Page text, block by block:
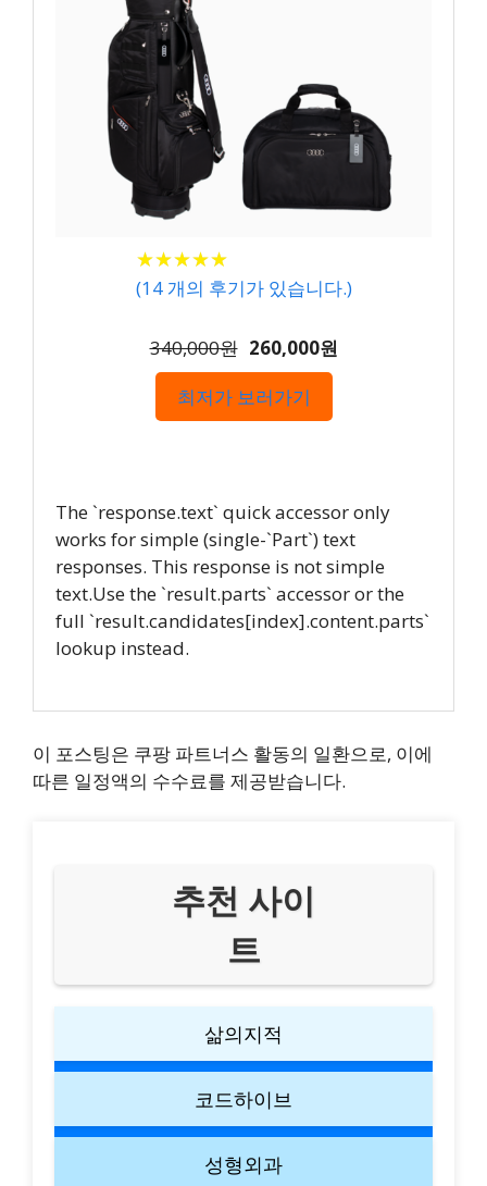
★★★★★
★★★★★
(14개의 후기가 있습니다.)
340,000원 260,000원
최저가 보러가기
The `response.text` quick accessor only
works for simple (single-`Part`) text
responses. This response is not simple
text.Use the `result.parts` accessor or the
full `result.candidates[index].content.parts`
lookup instead.
이 포스팅은 쿠팡 파트너스 활동의 일환으로, 이에
따른 일정액의 수수료를 제공받습니다.
추천 사이
트
삶의지적
코드하이브
성형외과